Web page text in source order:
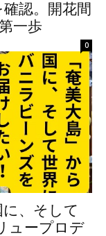
認。開花間
一歩
0
、そして
ュープロデ